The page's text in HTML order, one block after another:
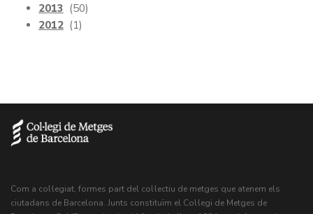
2013 (50)
2012 (1)
Com a col·legiat, formes part del col·lectiu de metges que atenem els
ciutadans de Barcelona. Junts constituïm el Col·legi de Metges de